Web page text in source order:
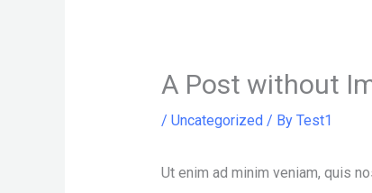
A Post without
/ Uncategorized / By Test1
Ut enim ad minim veniam, quis